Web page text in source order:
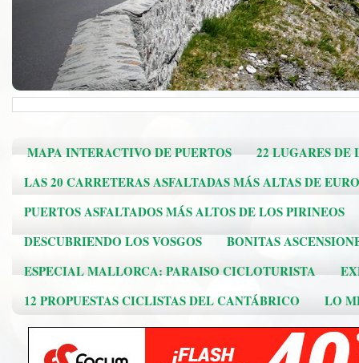
MAPA INTERACTIVO DE PUERTOS
22 LUGARES DE
LAS 20 CARRETERAS ASFALTADAS MÁS ALTAS DE
PUERTOS ASFALTADOS MÁS ALTOS DE LOS PIRINEOS
DESCUBRIENDO LOS VOSGOS
BONITAS
ESPECIAL MALLORCA: PARAISO CICLOTURISTA
12 PROPUESTAS CICLISTAS DEL CANTÁBRICO
LO